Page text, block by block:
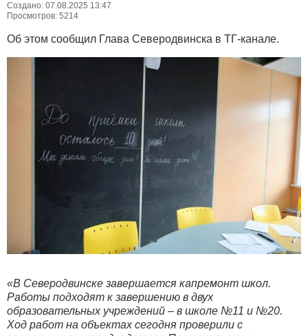
Создано: 07.08.2025 13:47
Просмотров: 5214
Об этом сообщил Глава Северодвинска в ТГ-канале.
«В Северодвинске завершается капремонт школ.
Работы подходят к завершению в двух
образовательных учреждений – в школе №11 и №20.
Ход работ на объектах сегодня проверили с